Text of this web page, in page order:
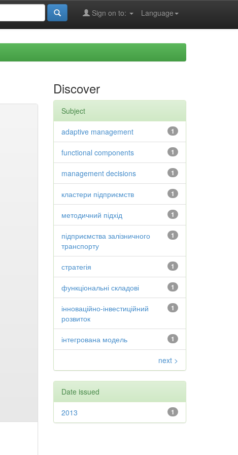
Language
Sign on to:
Discover
Subject
1
adaptive management
1
functional components
1
management decisions
1
кластери підприємств
1
методичний підхід
1
підприємства залізничного
транспорту
1
стратегія
1
функціональні складові
1
інноваційно-інвестиційний
розвиток
1
інтегрована модель
next >
Date issued
1
2013